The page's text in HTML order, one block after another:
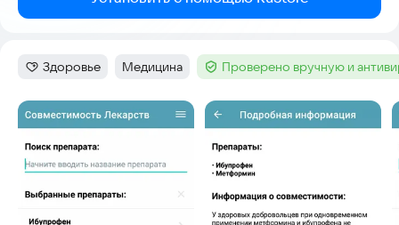
Категория:
Здоровье Тег:
Медицина Тег :Проверено вручную и
Скриншоты